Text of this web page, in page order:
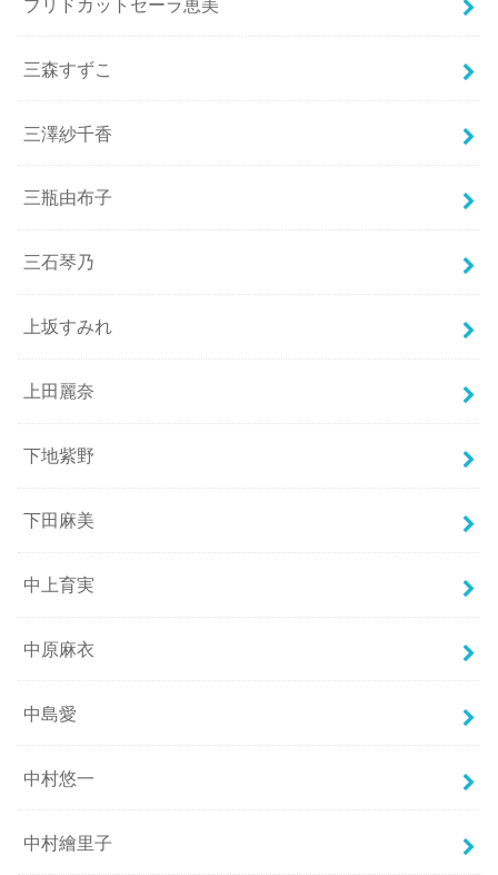
ブリドカットセーラ恵美
三森すずこ
三澤紗千香
三瓶由布子
三石琴乃
上坂すみれ
上田麗奈
下地紫野
下田麻美
中上育実
中原麻衣
中島愛
中村悠一
中村繪里子